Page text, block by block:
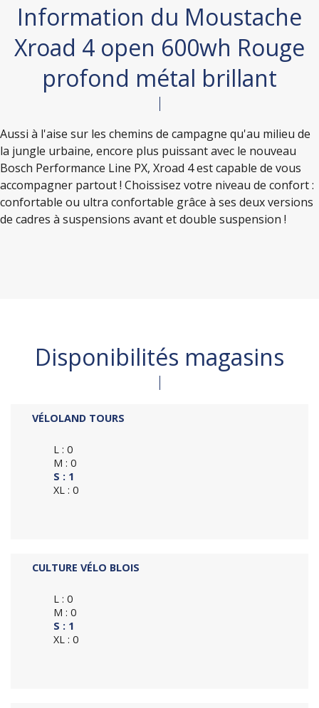
Information du Moustache
Xroad 4 open 600wh Rouge
profond métal brillant
Aussi à l'aise sur les chemins de campagne qu'au milieu de
la jungle urbaine, encore plus puissant avec le nouveau
Bosch Performance Line PX, Xroad 4 est capable de vous
accompagner partout ! Choissisez votre niveau de confort :
confortable ou ultra confortable grâce à ses deux versions
de cadres à suspensions avant et double suspension !
Disponibilités magasins
VÉLOLAND TOURS
L : 0
M : 0
S : 1
XL : 0
CULTURE VÉLO BLOIS
L : 0
M : 0
S : 1
XL : 0